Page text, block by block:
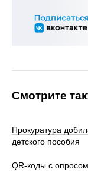
Смотрите
Прокуратура
детского пособия
QR-коды с